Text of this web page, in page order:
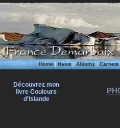
Home|News| Albums| Carnets
Découvrez mon
livre Couleurs
d'Islande